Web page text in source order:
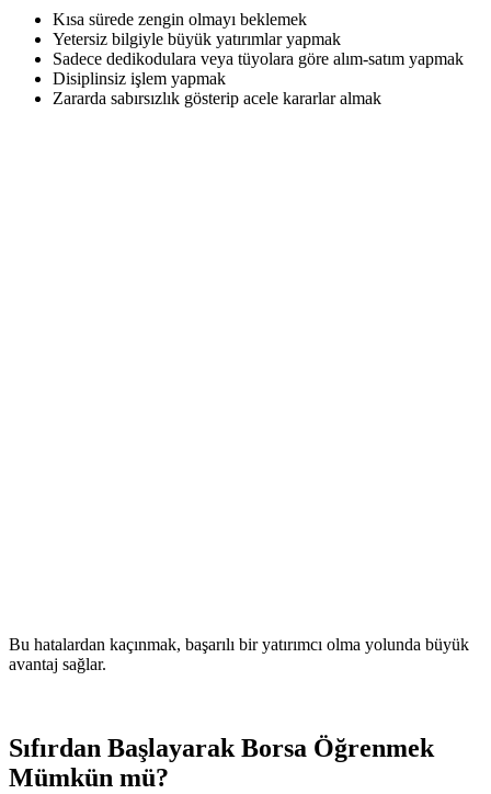
Kısa sürede zengin olmayı beklemek
Yetersiz bilgiyle büyük yatırımlar yapmak
Sadece dedikodulara veya tüyolara göre alım-satım yapmak
Disiplinsiz işlem yapmak
Zararda sabırsızlık gösterip acele kararlar almak
Bu hatalardan kaçınmak, başarılı bir yatırımcı olma yolunda büyük
avantaj sağlar.
Sıfırdan Başlayarak Borsa Öğrenmek
Mümkün mü?